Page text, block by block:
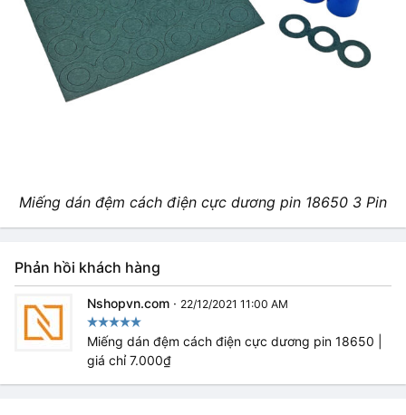
Miếng dán đệm cách điện cực dương pin 18650 3 Pin
Phản hồi khách hàng
Nshopvn.com · 22/12/2021 11:00 AM
Miếng dán đệm cách điện cực dương pin 18650 |
giá chỉ 7.000₫